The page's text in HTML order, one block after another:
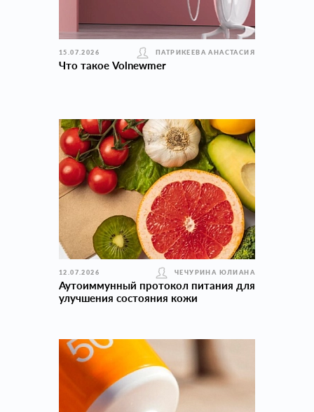
15.07.2026 ПАТРИКЕЕВА АНАСТАСИЯ
Что такое Volnewmer
12.07.2026 ЧЕЧУРИНА ЮЛИАНА
Аутоиммунный протокол питания для
улучшения состояния кожи